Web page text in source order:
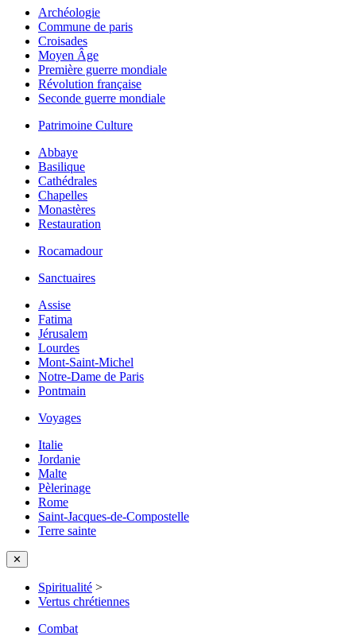
Archéologie
Commune de paris
Croisades
Moyen Âge
Première guerre mondiale
Révolution française
Seconde guerre mondiale
Patrimoine Culture
Abbaye
Basilique
Cathédrales
Chapelles
Monastères
Restauration
Rocamadour
Sanctuaires
Assise
Fatima
Jérusalem
Lourdes
Mont-Saint-Michel
Notre-Dame de Paris
Pontmain
Voyages
Italie
Jordanie
Malte
Pèlerinage
Rome
Saint-Jacques-de-Compostelle
Terre sainte
✕
Spiritualité >
Vertus chrétiennes
Combat